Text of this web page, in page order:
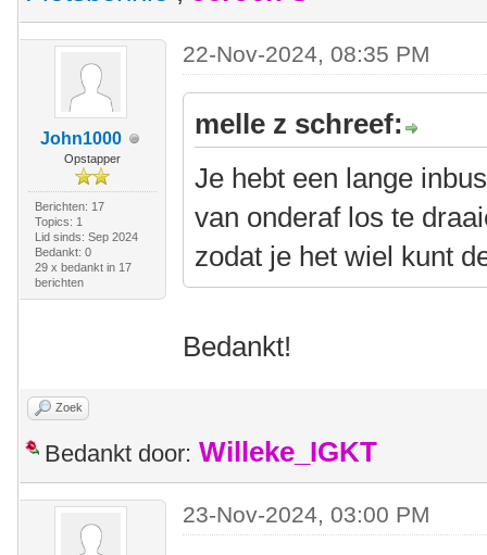
John1000
Opstapper
Berichten: 17
Topics: 1
Lid sinds: Sep 2024
Bedankt: 0
29 x bedankt in 17
berichten
22-Nov-2024, 08:35 PM
melle z schreef:
Je hebt een lange
van onderaf los te
zodat je het wiel kunt
Bedankt!
Zoek
Bedankt door: Willeke_IGKT
23-Nov-2024, 03:00 PM